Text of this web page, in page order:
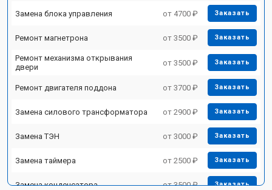
Замена блока управления от 4700 ₽ Заказать
Ремонт магнетрона от 3500 ₽ Заказать
Ремонт механизма открывания
двери
от 3500 ₽ Заказать
Ремонт двигателя поддона от 3700 ₽ Заказать
Замена силового трансформатора от 2900 ₽ Заказать
Замена ТЭН от 3000 ₽ Заказать
Замена таймера от 2500 ₽ Заказать
Замена конденсатора от 3500 ₽ Заказать